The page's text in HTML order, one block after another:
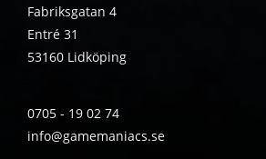
Fabriksgatan 4
Entré 31
53160 Lidköping
0705 - 19 02 74
info@gamemaniacs.se